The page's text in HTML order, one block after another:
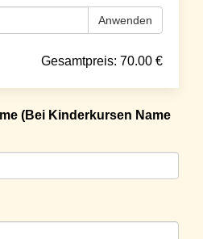
Anwenden
Gesamtpreis: 70.00 €
(Bei Kinderkursen Name